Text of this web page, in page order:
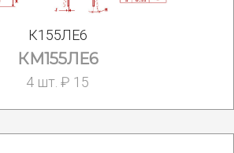
К155ЛЕ6
КМ155ЛЕ6
4 шт. ₽ 15